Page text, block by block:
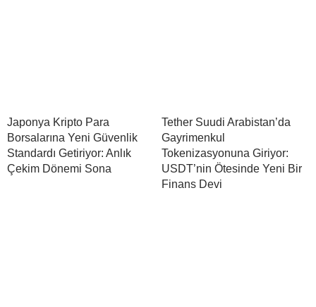
Japonya Kripto Para
Borsalarına Yeni Güvenlik
Standardı Getiriyor: Anlık
Çekim Dönemi Sona
Tether Suudi Arabistan’da
Gayrimenkul
Tokenizasyonuna Giriyor:
USDT’nin Ötesinde Yeni Bir
Finans Devi